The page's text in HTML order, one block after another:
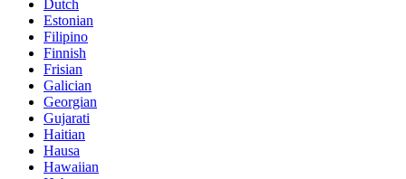
Dutch
Estonian
Filipino
Finnish
Frisian
Galician
Georgian
Gujarati
Haitian
Hausa
Hawaiian